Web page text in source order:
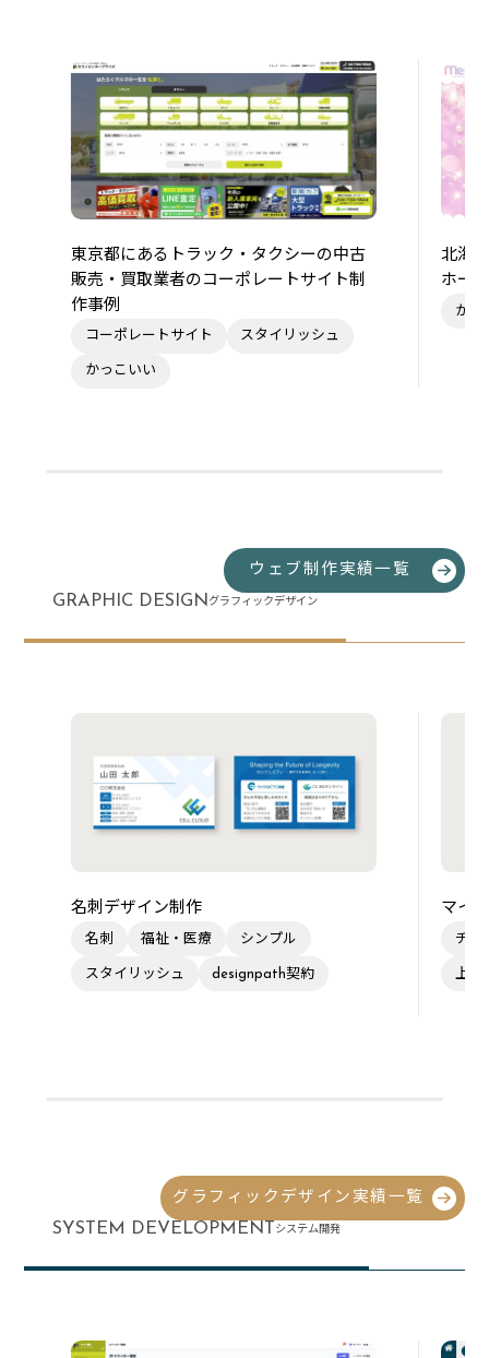
東京都にあるトラック・タクシーの中古
販売・買取業者のコーポレートサイト制
作事例
コーポレートサイト スタイリッシュ
かっこいい
北海
ホー
かわ
ウェブ制作実績一覧
GRAPHIC DESIGN グラフィックデザイン
名刺デザイン制作
名刺 福祉・医療 シンプル
スタイリッシュ designpath契約
マイ
チラ
上品
グラフィックデザイン実績一覧
SYSTEM DEVELOPMENT システム開発